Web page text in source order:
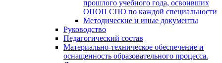
прошлого учебного года, освоивших
ОПОП СПО по каждой специальности
Методические и иные документы
Руководство
Педагогический состав
Материально-техническое обеспечение и
оснащенность образовательного процесса.